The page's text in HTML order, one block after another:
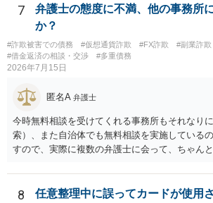
民事事件に関する手続をとり、弁護士等又は裁
の旨の通知があつた場合において、正当な理由
に対し、電話をかけ、電報を送達し、若しくは
いて送信し、又は訪問する方法により、当該債
求し、これに対し債務者等から直接要求しない
と。）に違反しています。監督官庁に行政処分
処分申請、不退去罪が成立すれば警察に通報な
す。ご参考にしてください。
7
弁護士の態度に不満、他の事務所
か？
#詐欺被害での債務 #仮想通貨詐欺 #FX詐欺
#副業詐欺
#借金返済の相談・交渉
#多重債務
2026年7月15日
匿名A 弁護士
今時無料相談を受けてくれる事務所もそれなり
索）、また自治体でも無料相談を実施している
すので、実際に複数の弁護士に会って、ちゃん
はそもそも事案を把握できていないようですの
いては弁護士として能力不足なのかもしれませ
8 任意整理中に誤ってカードが使用